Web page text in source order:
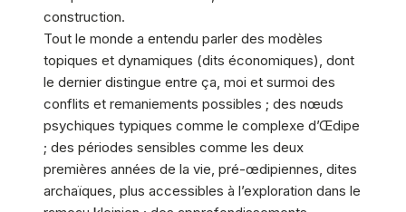
construction.
Tout le monde a entendu parler des modèles
topiques et dynamiques (dits économiques), dont
le dernier distingue entre ça, moi et surmoi des
conflits et remaniements possibles ; des nœuds
psychiques typiques comme le complexe d’Œdipe
; des périodes sensibles comme les deux
premières années de la vie, pré-œdipiennes, dites
archaïques, plus accessibles à l’exploration dans le